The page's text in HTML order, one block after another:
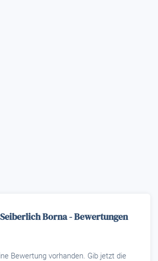
Borna - Bewertungen
Bewertung vorhanden. Gib jetzt die